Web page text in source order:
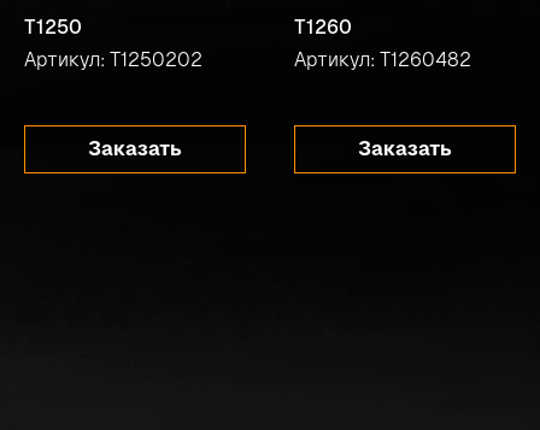
T1250
Артикул: T1250202
Заказать
T1260
Артикул: T1260482
Заказать